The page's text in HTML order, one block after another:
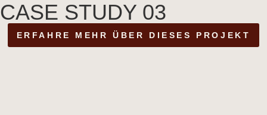
CASE STUDY 03
ERFAHRE MEHR ÜBER DIESES PROJEKT